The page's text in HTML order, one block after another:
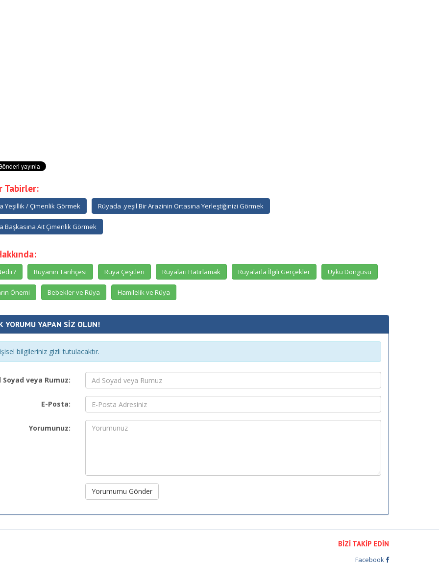
Tabirler:
Yeşillik / Çimenlik Görmek Rüyada .yeşil Bir Arazinin Ortasına Yerleştiğinizi Görmek
Başkasına Ait Çimenlik Görmek
Rüyanın Tarihçesi Rüya Çeşitleri Rüyaları Hatırlamak Rüyalarla İlgili Gerçekler Uyku Döngüsü
Önemi Bebekler ve Rüya Hamilelik ve Rüya
YORUMU YAPAN SİZ OLUN!
bilgileriniz gizli tutulacaktır.
Soyad veya Rumuz:
E-Posta:
Yorumunuz:
Yorumumu Gönder
BİZİ TAKİP EDİN
Facebook